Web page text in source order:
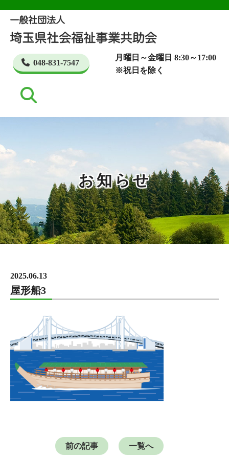
048-831-7547
月曜日～金曜日 8:30～17:00
※祝日を除く
お知らせ
2025.06.13
屋形船3
前の記事 一覧へ